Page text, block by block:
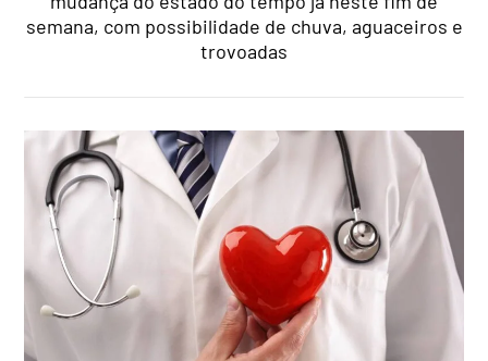
semana, com possibilidade de chuva, aguaceiros e
trovoadas